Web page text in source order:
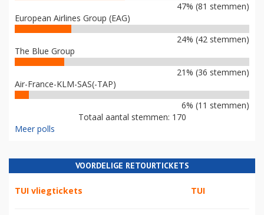
47% (81 stemmen)
European Airlines Group (EAG)
24% (42 stemmen)
The Blue Group
21% (36 stemmen)
Air-France-KLM-SAS(-TAP)
6% (11 stemmen)
Totaal aantal stemmen: 170
Meer polls
VOORDELIGE RETOURTICKETS
TUI vliegtickets TUI